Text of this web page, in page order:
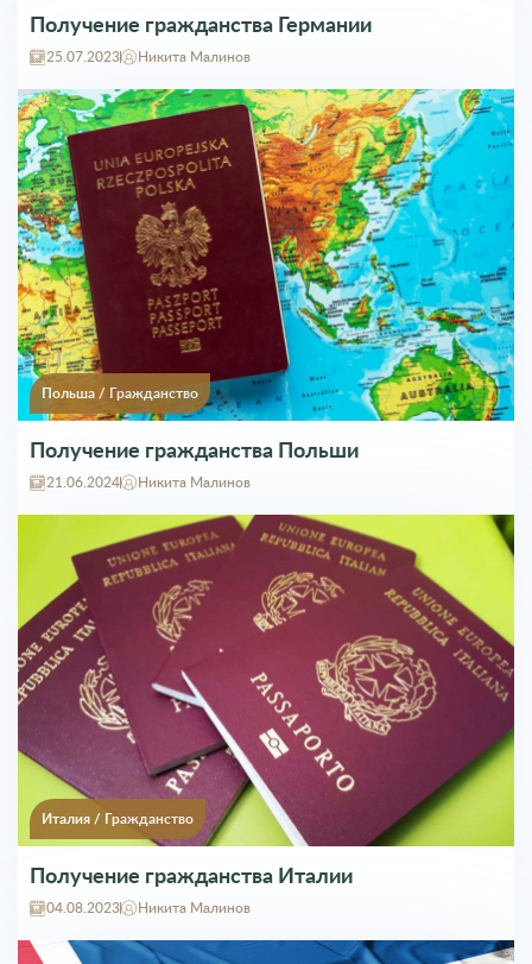
Получение гражданства Германии
25.07.2023 Никита Малинов
Польша / Гражданство
Получение гражданства Польши
21.06.2024 Никита Малинов
Италия / Гражданство
Получение гражданства Италии
04.08.2023 Никита Малинов